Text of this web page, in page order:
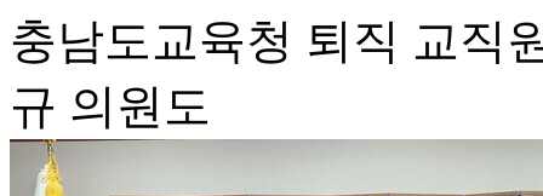
충남도교육청 퇴직 교직
규 의원도